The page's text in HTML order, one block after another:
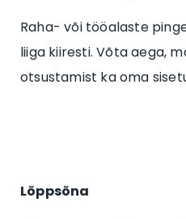
Raha- või tööalaste
liiga kiiresti. Võta aega,
otsustamist ka oma
Lõppsõna